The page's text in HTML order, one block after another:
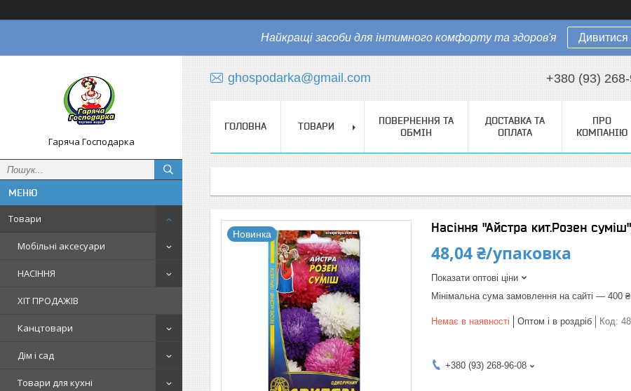
Найкращі засоби для інтимного комфорту та здоров'я Дивитися
Гаряча Господарка
Товари
Мобільні аксесуари
НАСІННЯ
ХІТ ПРОДАЖІВ
Канцтовари
Дім і сад
Товари для кухні
ghospodarka@gmail.com +380 (93)
ГОЛОВНА ТОВАРИ
ПОВЕРНЕННЯ ТА
ОБМІН
ДОСТАВКА ТА
ОПЛАТА
ПРО
КОМПАНІЮ
Новинка Насіння "Айстра кит.Розен
48,04 ₴/упаковка
Показати оптові ціни
Мінімальна сума замовлення на сайті — 400 ₴
Немає в наявності Оптом і в роздріб Код:
+380 (93) 268-96-08